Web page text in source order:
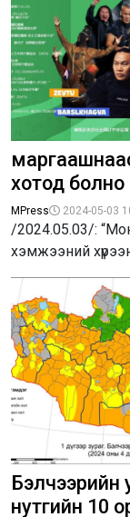
хотод болно
MPress 2024-05-03
/2024.05.03/:
хэмжээний
Бэлчээрийн
нутгийн 10